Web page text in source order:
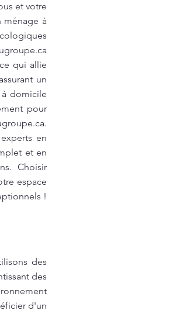
et votre
ménage à
qui allie
un
domicile
pour
.
en
et en
Choisir
espace
!
des
des
d'un